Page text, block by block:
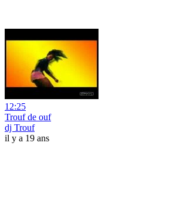
12:25
Trouf de ouf
dj Trouf
il y a 19 ans